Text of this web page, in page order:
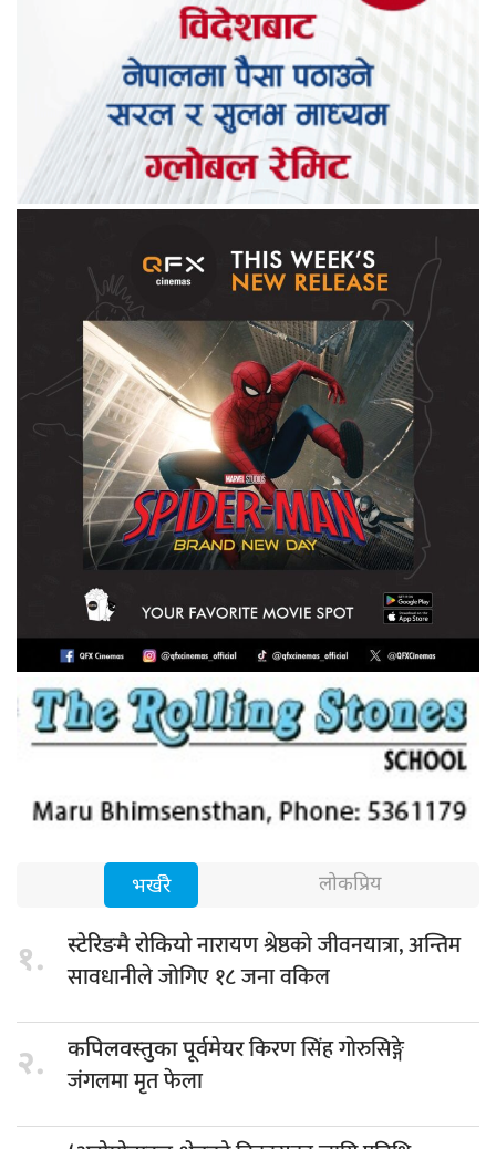
भर्खरै लोकप्रिय
१. स्टेरिङमै रोकियोनारायण श्रेष्ठको जीवनयात्रा, अन्तिम
सावधानीले जोगिए १८ जना वकिल
२. कपिलवस्तुका पूर्वमेयरकिरण सिंह गोरुसिङ्गे
जंगलमा मृत फेला